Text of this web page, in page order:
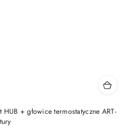
HUB + głowice termostatyczne ART-